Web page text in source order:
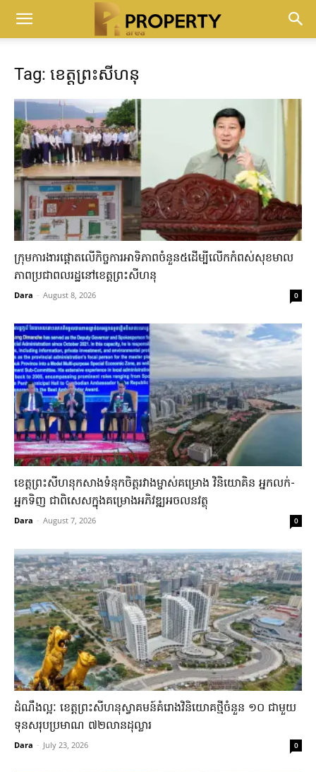
Tag: ខេត្តព្រះសីហនុ
ក្រុមការងារ​ផ្តោត​លើ​កិច្ចការ​អាទិភាព​ចំនួន​៥​ដើម្បី​លើក​កំពស់​សុខមាល
ភាព​ប្រជាពលរដ្ឋ​នៅ​ខេត្តព្រះសីហនុ​
Dara - August 8, 2026 0
ខេត្តព្រះសីហនុ​កសាង​ទំនុក​ចិត្តរវាង​ម្ចាស់​គម្រោង ​វិនិយោគិន​ អ្នកលក់-
អ្នកទិញ ​ជាពិសេស​ក្នុង​គម្រោង​អភិវឌ្ឍ​អចលនវត្ថុ
Dara - August 7, 2026 0
ដំណឹងល្អៈ ខេត្ត​ព្រះ​សីហនុស្វាគមន៍​គំរោង​វិនិយោគ​ថ្មី​ចំនួន ១០ ជាមួយ​
ទុន​សរុប​ប្រមាណ ៧២លានដុល្លារ​
Dara - July 23, 2026 0